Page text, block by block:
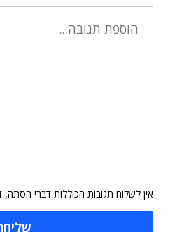
אין לשלוח תגובות הכוללות דברי